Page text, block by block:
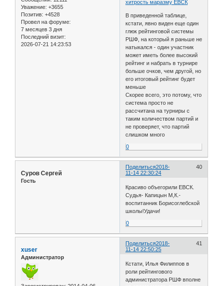
Уважение: +3655
Позитив: +4528
Провел на форуме:
7 месяцев 3 дня
Последний визит:
2026-07-21 14:23:53
хитрость маразму ЕВСК
В приведенной таблице,
кстати, явно виден еще один
глюк рейтинговой системы
РШФ, на который я раньше не
натыкался - один участник
может иметь более высокий
рейтинг и набрать в турнире
больше очков, чем другой, но
его итоговый рейтинг будет
меньше
Скорее всего, это потому, что
система просто не
рассчитана на турниры с
таким количеством партий и
не проверяет, что партий
слишком много
0
Поделиться 40
2018-
11-14 22:30:24
Суров Сергей
Гость
Красиво объегорили ЕВСК.
Судья- Капицын М,К.-
воспитанник Борисоглебской
школы!Удачи!
0
Поделиться 41
2018-
11-14 22:50:25
xuser
Администратор
Кстати, Илья Филиппов в
роли рейтингового
администратора РШФ вполне